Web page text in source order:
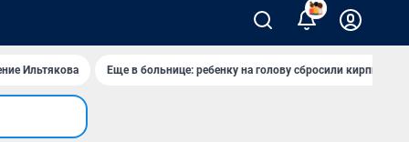
2
Ильтякова Еще в больнице: ребенку на голову сбросили кирпич